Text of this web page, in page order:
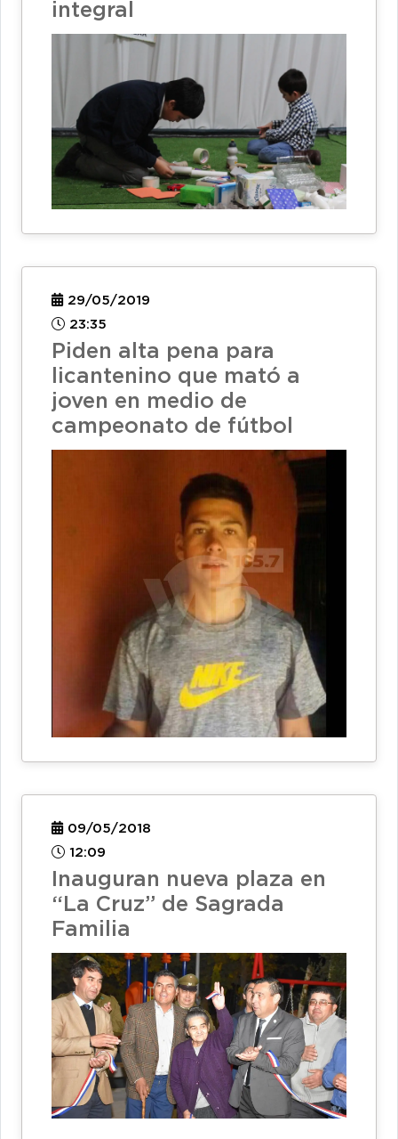
integral
29/05/2019
23:35
Piden alta pena para
licantenino que mató a
joven en medio de
campeonato de fútbol
09/05/2018
12:09
Inauguran nueva plaza en
“La Cruz” de Sagrada
Familia